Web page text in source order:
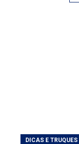
DICAS E TRUQUES